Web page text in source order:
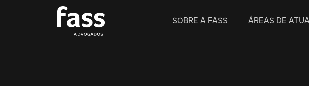
SOBRE A FASS ÁREAS DE